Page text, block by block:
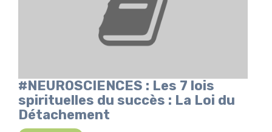
#NEUROSCIENCES : Les 7 lois
spirituelles du succès : La Loi du
Détachement